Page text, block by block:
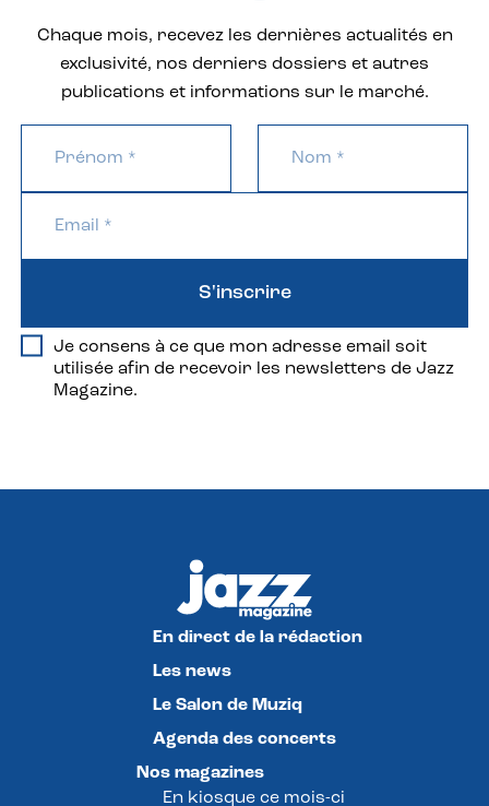
Chaque mois, recevez les dernières actualités en
exclusivité, nos derniers dossiers et autres
publications et informations sur le marché.
Je consens à ce que mon adresse email soit
utilisée afin de recevoir les newsletters de Jazz
Magazine.
S'inscrire
En direct de la rédaction
Les news
Le Salon de Muziq
Agenda des concerts
Nos magazines
En kiosque ce mois-ci